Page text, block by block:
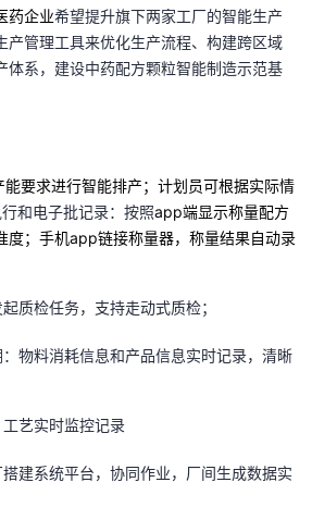
药企业希望提升旗下两家工厂的智能生产
产管理工具来优化生产流程、构建跨区域
体系，建设中药配方颗粒智能制造示范基
能要求进行智能排产；计划员可根据实际情
和电子批记录：按照app端显示称量配方
度；手机app链接称量器，称量结果自动录
质检任务，支持走动式质检；
物料消耗信息和产品信息实时记录，清晰
艺实时监控记录
建系统平台，协同作业，厂间生成数据实